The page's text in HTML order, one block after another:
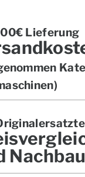
Lieferung